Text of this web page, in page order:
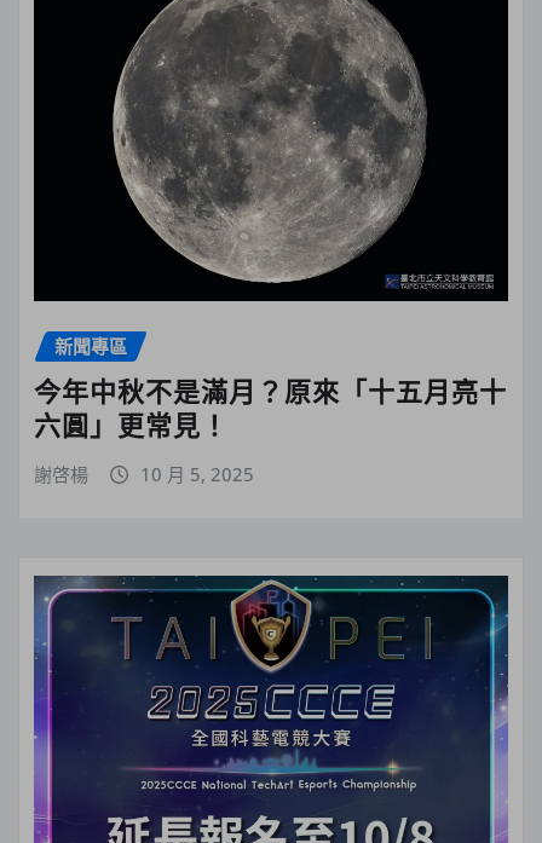
新聞專區
今年中秋不是滿月？原來「十五月亮十
六圓」更常見！
謝啓楊 10 月 5, 2025